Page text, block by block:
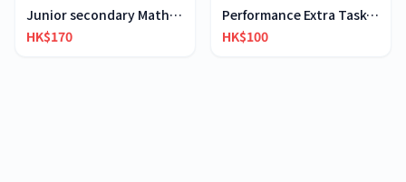
Junior secondary Mathematics in Action 2B
HK$170
Performance Extra Task-based Listening 2
HK$100